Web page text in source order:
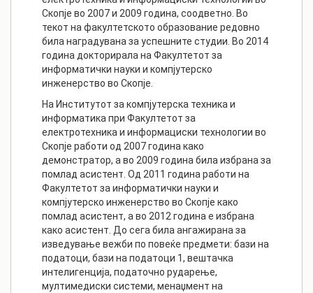
Скопје во 2007 и 2009 година, соодветно. Во
текот на факултетското образование редовно
била наградувана за успешните студии. Во 2014
година докторирала на Факултетот за
информатички науки и компјутерско
инженерство во Скопје.
На Институтот за компјутерска техника и
информатика при Факултетот за
електротехника и информациски технологии во
Скопје работи од 2007 година како
демонстратор, а во 2009 година била избрана за
помлад асистент. Од 2011 година работи на
Факултетот за информатички науки и
компјутерско инженерство во Скопје како
помлад асистент, а во 2012 година е избрана
како асистент. До сега била ангажирана за
изведување вежби по повеќе предмети: бази на
податоци, бази на податоци 1, вештачка
интелигенција, податочно рударење,
мултимедиски системи, менаџмент на